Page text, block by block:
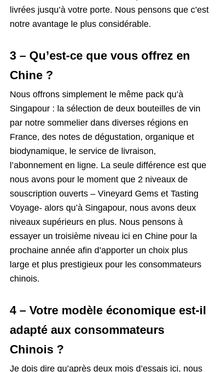
livrées jusqu’à votre porte. Nous pensons que c’est
notre avantage le plus considérable.
3 – Qu’est-ce que vous offrez en
Chine ?
Nous offrons simplement le même pack qu’à
Singapour : la sélection de deux bouteilles de vin
par notre sommelier dans diverses régions en
France, des notes de dégustation, organique et
biodynamique, le service de livraison,
l’abonnement en ligne. La seule différence est que
nous avons pour le moment que 2 niveaux de
souscription ouverts – Vineyard Gems et Tasting
Voyage- alors qu’à Singapour, nous avons deux
niveaux supérieurs en plus. Nous pensons à
essayer un troisième niveau ici en Chine pour la
prochaine année afin d’apporter un choix plus
large et plus prestigieux pour les consommateurs
chinois.
4 – Votre modèle économique est-il
adapté aux consommateurs
Chinois ?
Je dois dire qu’après deux mois d’essais ici, nous